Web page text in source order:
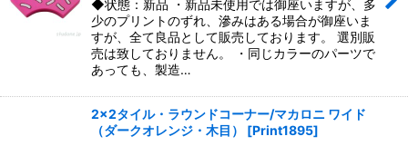
◆状態：新品 ・新品未使用では御座いますが、多
少のプリントのずれ、滲みはある場合が御座いま
すが、全て良品として販売しております。 選別販
売は致しておりません。 ・同じカラーのパーツで
あっても、製造…
2x2タイル・ラウンドコーナー/マカロニ ワイド
（ダークオレンジ・木目）
[Print1895]